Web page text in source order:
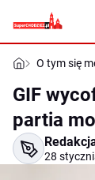
O tym się
GIF
partia
28